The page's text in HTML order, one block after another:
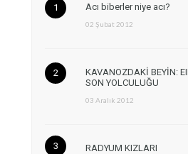
Acı biberler niye acı?
02 Şubat 2012
KAVANOZDAKİ BEYİN:
SON YOLCULUĞU
03 Aralık 2012
RADYUM KIZLARI